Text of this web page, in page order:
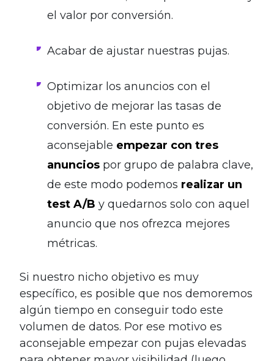
el valor por conversión.
Acabar de ajustar nuestras pujas.
Optimizar los anuncios con el
objetivo de mejorar las tasas de
conversión. En este punto es
aconsejable empezar con tres
anuncios por grupo de palabra clave,
de este modo podemos realizar un
test A/B y quedarnos solo con aquel
anuncio que nos ofrezca mejores
métricas.
Si nuestro nicho objetivo es muy
específico, es posible que nos demoremos
algún tiempo en conseguir todo este
volumen de datos. Por ese motivo es
aconsejable empezar con pujas elevadas